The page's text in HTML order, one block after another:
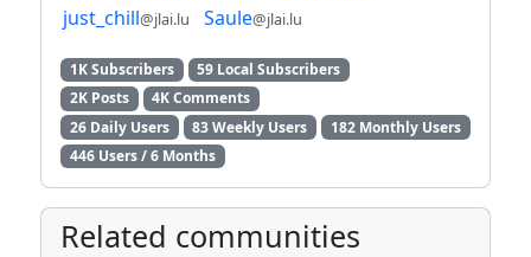
just_chill@jlai.lu Saule@jlai.lu
1K Subscribers
59 Local Subscribers
2K Posts
4K Comments
26 Daily Users
83 Weekly Users
182 Monthly Users
446 Users / 6 Months
Related communities